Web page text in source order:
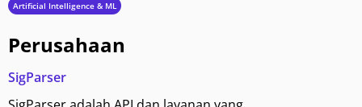
Artificial Intelligence & ML
Perusahaan
SigParser